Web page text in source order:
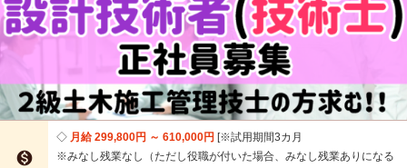

月給 299,800円 ～ 610,000円 ※試用期間3カ月
※みなし残業なし（ただし役職が付いた場合、みなし残業ありになる